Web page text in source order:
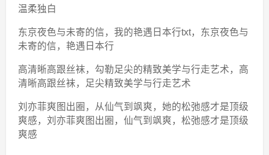
温柔独白
东京夜色与未寄的信，我的艳遇日本行txt，东京夜色与
未寄的信，艳遇日本行
高清晰高跟丝袜，勾勒足尖的精致美学与行走艺术，高
清晰高跟丝袜，足尖精致美学与行走艺术
刘亦菲爽图出圈，从仙气到飒爽，她的松弛感才是顶级
爽感，刘亦菲爽图出圈，仙气到飒爽，松弛感才是顶级
爽感